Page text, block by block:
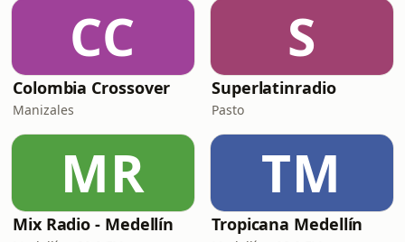
CC
Colombia Crossover
Manizales
S
Superlatinradio
Pasto
MR
Mix Radio - Medellín
TM
Tropicana Medellín